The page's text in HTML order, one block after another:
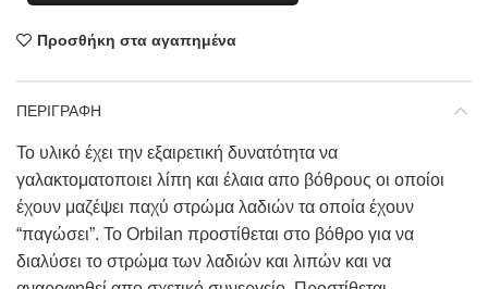
Προσθήκη στα αγαπημένα
ΠΕΡΙΓΡΑΦΗ
To υλικό έχει την εξαιρετική δυνατότητα να
γαλακτοματοποιει λίπη και έλαια απο βόθρους οι οποίοι
έχουν μαζέψει παχύ στρώμα λαδιών τα οποία έχουν
“παγώσει”. Το Orbilan προστίθεται στο βόθρο για να
διαλύσει το στρώμα των λαδιών και λιπών και να